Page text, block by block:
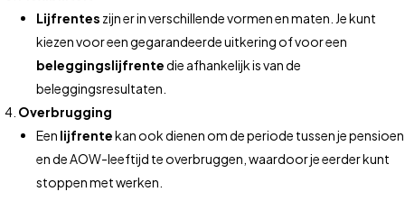
Lijfrentes zijn er in verschillende vormen en maten. Je kunt
kiezen voor een gegarandeerde uitkering of voor een
beleggingslijfrentedie afhankelijk is van de
beleggingsresultaten.
Overbrugging
Een lijfrentekan ook dienen om de periode tussen je pensioen
en de AOW-leeftijd te overbruggen, waardoor je eerder kunt
stoppen met werken.